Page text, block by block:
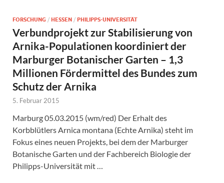
FORSCHUNG / HESSEN / PHILIPPS-UNIVERSITÄT
Verbundprojekt zur Stabilisierung von
Arnika-Populationen koordiniert der
Marburger Botanischer Garten – 1,3
Millionen Fördermittel des Bundes zum
Schutz der Arnika
5. Februar 2015
Marburg 05.03.2015 (wm/red) Der Erhalt des
Korbblütlers Arnica montana (Echte Arnika) steht im
Fokus eines neuen Projekts, bei dem der Marburger
Botanische Garten und der Fachbereich Biologie der
Philipps-Universität mit …